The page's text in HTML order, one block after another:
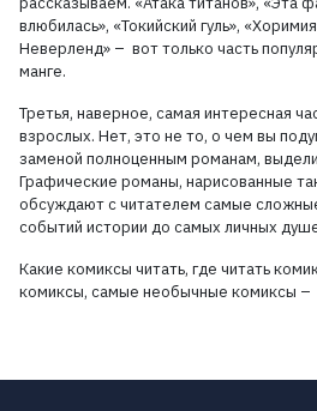
влюбилась», «Токийский гуль»,
Неверленд» – вот только часть
манге.
Третья, наверное, самая интересная
взрослых. Нет, это не то, о чем вы
заменой полноценным романам,
Графические романы, нарисованные
обсуждают с читателем самые
событий истории до самых личных
Какие комиксы читать, где читать
комиксы, самые необычные комиксы –